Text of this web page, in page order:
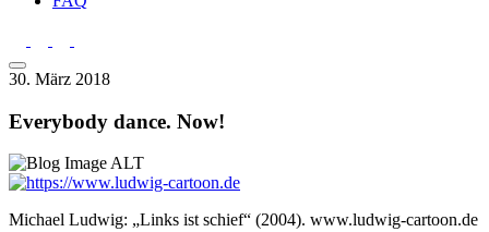
30. März 2018
Everybody dance. Now!
Michael Ludwig: „Links ist schief“ (2004). www.ludwig-cartoon.de